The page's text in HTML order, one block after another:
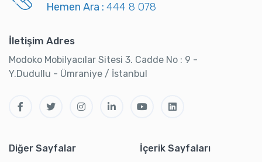
Hemen Ara : 444 8 078
İletişim Adres
Modoko Mobilyacılar Sitesi 3. Cadde No : 9 -
Y.Dudullu - Ümraniye / İstanbul
Diğer Sayfalar İçerik Sayfaları